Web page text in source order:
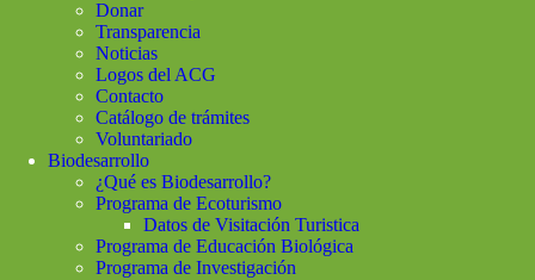
Donar
Transparencia
Noticias
Logos del ACG
Contacto
Catálogo de trámites
Voluntariado
Biodesarrollo
¿Qué es Biodesarrollo?
Programa de Ecoturismo
Datos de Visitación Turistica
Programa de Educación Biológica
Programa de Investigación